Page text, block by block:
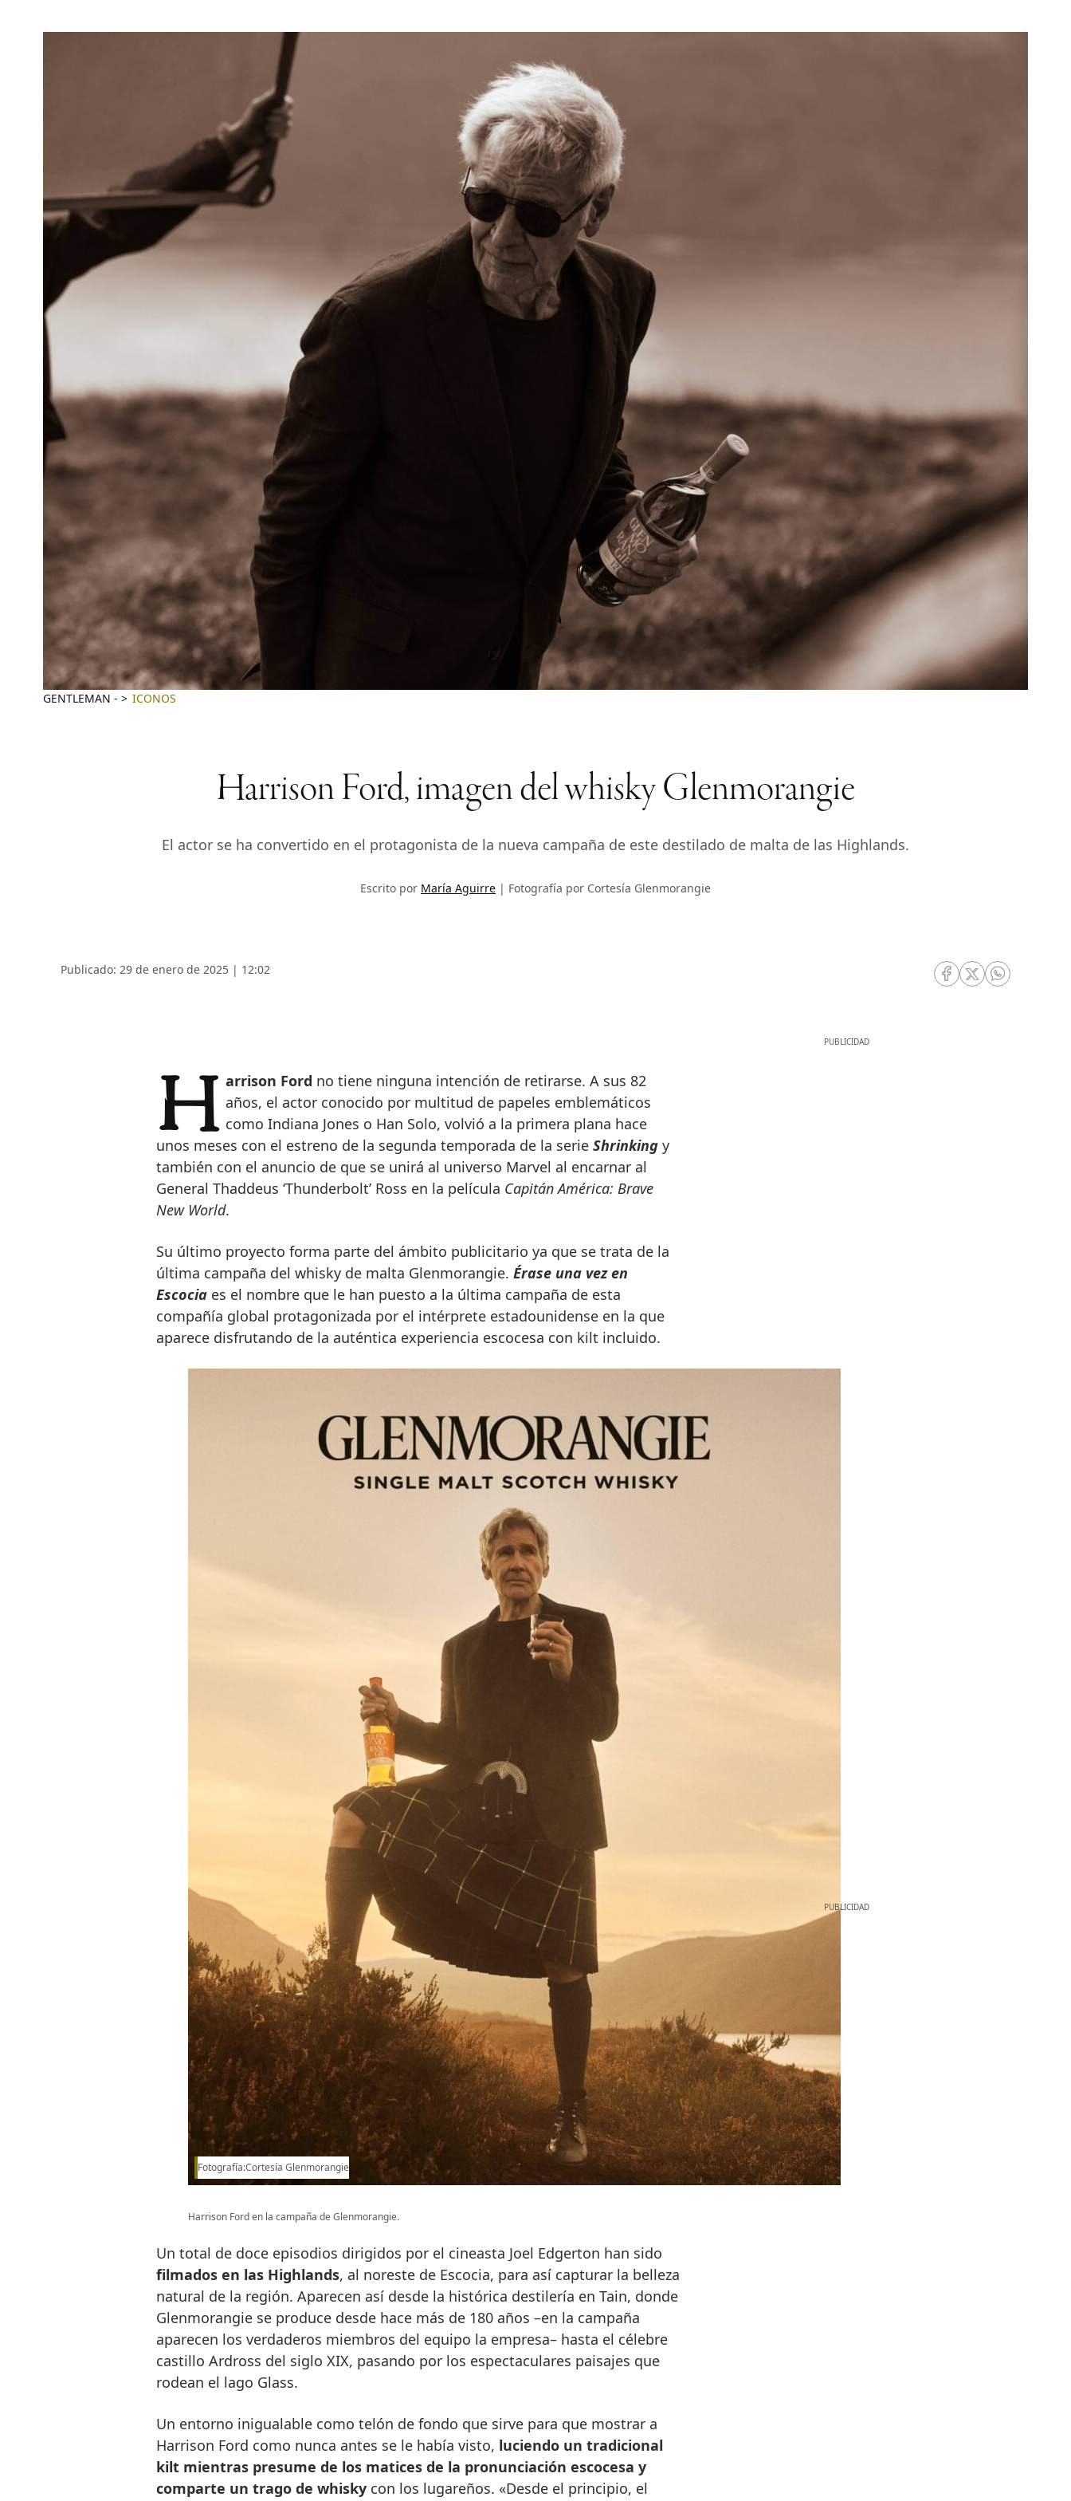
GENTLEMAN - ICONOS
Harrison Ford, imagen del whisky Glenmorangie
El actor se ha convertido en el protagonista de la nueva campaña de este destilado de malta de las Highlands.
Escrito por María Aguirre Fotografía por Cortesía Glenmorangie
Publicado: 29 de enero de 2025 | 12:02
RRSS Facebook
RRSS Twitter
RRSS
Harrison Ford no tiene ninguna intención de retirarse. A sus 82
años, el actor conocido por multitud de papeles emblemáticos
como Indiana Jones o Han Solo, volvió a la primera plana hace
unos meses con el estreno de la segunda temporada de la serie Shrinkingy
también con el anuncio de que se unirá al universo Marvel al encarnar al
General Thaddeus ‘Thunderbolt’ Ross en la película Capitán América: Brave
New World.
Su último proyecto forma parte del ámbito publicitario ya que se trata de la
última campaña del whisky de malta Glenmorangie. Érase una vez en
Escociaes el nombre que le han puesto a la última campaña de esta
compañía global protagonizada por el intérprete estadounidense en la que
aparece disfrutando de la auténtica experiencia escocesa con kilt incluido.
Fotografía:Cortesía Glenmorangie
Harrison Ford en la campaña de Glenmorangie.
Un total de doce episodios dirigidos por el cineasta Joel Edgerton han sido
filmados en las Highlands, al noreste de Escocia, para así capturar la belleza
natural de la región. Aparecen así desde la histórica destilería en Tain, donde
Glenmorangie se produce desde hace más de 180 años –en la campaña
aparecen los verdaderos miembros del equipo la empresa– hasta el célebre
castillo Ardross del siglo XIX, pasando por los espectaculares paisajes que
rodean el lago Glass.
Un entorno inigualable como telón de fondo que sirve para que mostrar a
Harrison Ford como nunca antes se le había visto, luciendo un tradicional
kilt mientras presume de los matices de la pronunciación escocesa y
comparte un trago de whiskycon los lugareños. «Desde el principio, el